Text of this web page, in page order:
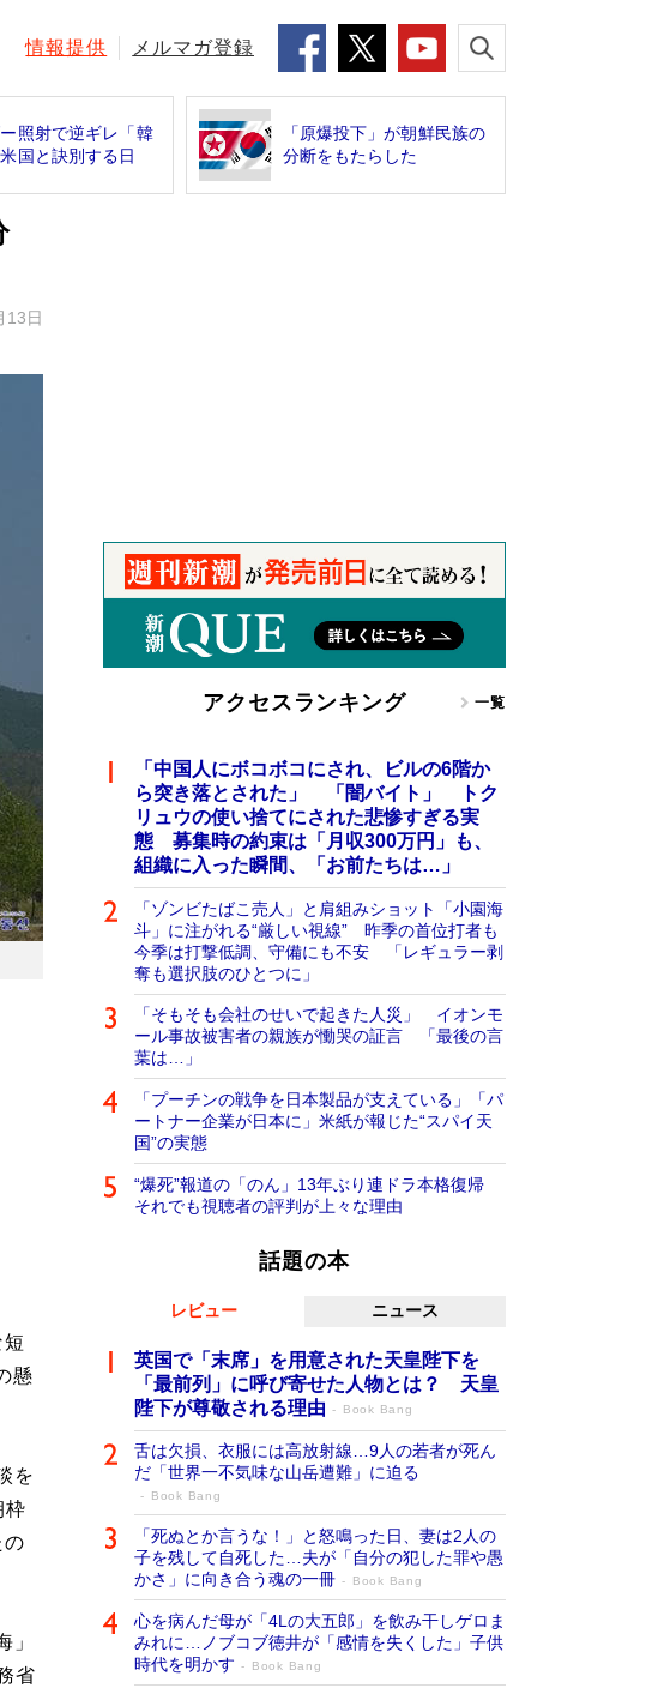
情報提供 メルマガ登録
照射で逆ギレ「韓
国と訣別する日
「原爆投下」が朝鮮民族の
分断をもたらした
13日
懸
を
枠
の
」
省
アクセスランキング 一覧
「中国人にボコボコにされ、ビルの6階か
ら突き落とされた」 「闇バイト」 トク
リュウの使い捨てにされた悲惨すぎる実
態 募集時の約束は「月収300万円」も、
組織に入った瞬間、「お前たちは…」
「ゾンビたばこ売人」と肩組みショット「小園海
斗」に注がれる“厳しい視線” 昨季の首位打者も
今季は打撃低調、守備にも不安 「レギュラー剥
奪も選択肢のひとつに」
「そもそも会社のせいで起きた人災」 イオンモ
ール事故被害者の親族が慟哭の証言 「最後の言
葉は…」
「プーチンの戦争を日本製品が支えている」「パ
ートナー企業が日本に」米紙が報じた“スパイ天
国”の実態
“爆死”報道の「のん」13年ぶり連ドラ本格復帰
それでも視聴者の評判が上々な理由
話題の本
レビュー ニュース
英国で「末席」を用意された天皇陛下を
「最前列」に呼び寄せた人物とは？ 天皇
陛下が尊敬される理由
Book Bang
舌は欠損、衣服には高放射線…9人の若者が死ん
だ「世界一不気味な山岳遭難」に迫る
Book Bang
「死ぬとか言うな！」と怒鳴った日、妻は2人の
子を残して自死した…夫が「自分の犯した罪や愚
かさ」に向き合う魂の一冊
Book Bang
心を病んだ母が「4Lの大五郎」を飲み干しゲロま
みれに…ノブコブ徳井が「感情を失くした」子供
時代を明かす
Book Bang